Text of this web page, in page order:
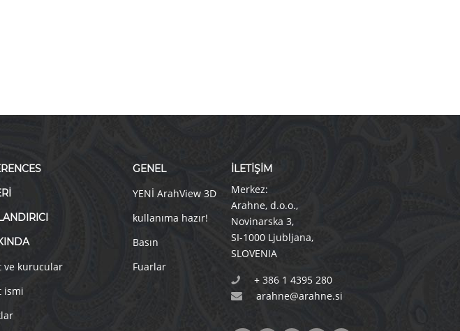
ve kurucular
ismi
GENEL
YENİ ArahView 3D
kullanıma hazır!
Basın
Fuarlar
İLETİŞİM
Merkez:
Arahne, d.o.o.,
Novinarska 3,
SI-1000 Ljubljana,
SLOVENIA
+ 386 1 4395 280
arahne@arahne.si